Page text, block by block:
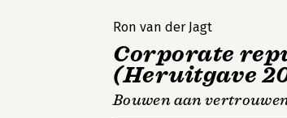
Ron van der Jagt
Corporate
(Heruitgave
Bouwen aan